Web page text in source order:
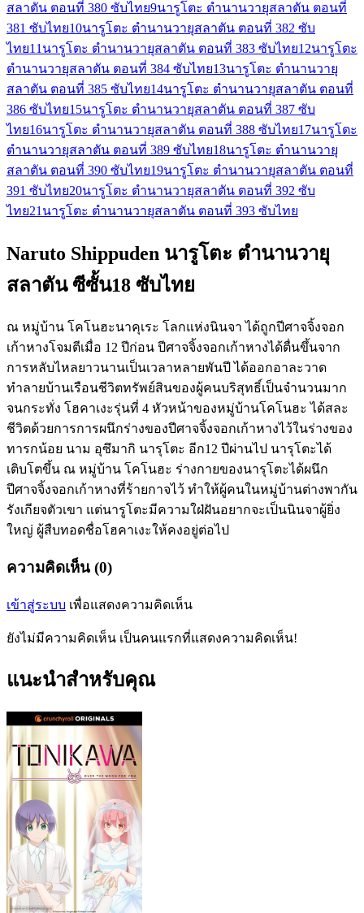
สลาตัน ตอนที่ 380 ซับไทย9นารูโตะ ตำนานวายุสลาตัน ตอนที่
381 ซับไทย10นารูโตะ ตำนานวายุสลาตัน ตอนที่ 382 ซับ
ไทย11 นารูโตะ ตำนานวายุสลาตัน ตอนที่ 383 ซับไทย12นารูโตะ
ตำนานวายุสลาตัน ตอนที่ 384 ซับไทย13นารูโตะ ตำนานวายุ
สลาตัน ตอนที่ 385 ซับไทย14นารูโตะ ตำนานวายุสลาตัน ตอนที่
386 ซับไทย15นารูโตะ ตำนานวายุสลาตัน ตอนที่ 387 ซับ
ไทย16นารูโตะ ตำนานวายุสลาตัน ตอนที่ 388 ซับไทย17นารูโตะ
ตำนานวายุสลาตัน ตอนที่ 389 ซับไทย18นารูโตะ ตำนานวายุ
สลาตัน ตอนที่ 390 ซับไทย19นารูโตะ ตำนานวายุสลาตัน ตอนที่
391 ซับไทย20นารูโตะ ตำนานวายุสลาตัน ตอนที่ 392 ซับ
ไทย21 นารูโตะ ตำนานวายุสลาตัน ตอนที่ 393 ซับไทย
Naruto Shippuden นารูโตะ ตำนานวายุ
สลาตัน ซีซั้น18 ซับไทย
ณ หมู่บ้าน โคโนฮะนาคุเระ โลกแห่งนินจา ได้ถูกปีศาจจิ้งจอก
เก้าหางโจมตีเมื่อ 12 ปีก่อน ปีศาจจิ้งจอกเก้าหางได้ตื่นขึ้นจาก
การหลับไหลยาวนานเป็นเวลาหลายพันปี ได้ออกอาละวาด
ทำลายบ้านเรือนชีวิตทรัพย์สินของผู้คนบริสุทธิ์เป็นจำนวนมาก
จนกระทั่ง โฮคาเงะรุ่นที่ 4 หัวหน้าของหมู่บ้านโคโนฮะ ได้สละ
ชีวิตด้วยการการผนึกร่างของปีศาจจิ้งจอกเก้าหางไว้ในร่างของ
ทารกน้อย นาม อุซึมากิ นารุโตะ อีก12 ปีผ่านไป นารุโตะได้
เติบโตขึ้น ณ หมู่บ้าน โคโนฮะ ร่างกายของนารุโตะได้ผนึก
ปีศาจจิ้งจอกเก้าหางที่ร้ายกาจไว้ ทำให้ผู้คนในหมู่บ้านต่างพากัน
รังเกียจตัวเขา แต่นารูโตะมีความใฝ่ฝันอยากจะเป็นนินจาผู้ยิ่ง
ใหญ่ ผู้สืบทอดชื่อโฮคาเงะให้คงอยู่ต่อไป
ความคิดเห็น (0)
เข้าสู่ระบบ เพื่อแสดงความคิดเห็น
ยังไม่มีความคิดเห็น เป็นคนแรกที่แสดงความคิดเห็น!
แนะนำสำหรับคุณ